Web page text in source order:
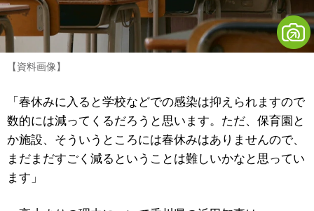
【資料画像】
「春休みに入ると学校などでの感染は抑えられますので
数的には減ってくるだろうと思います。ただ、保育園と
か施設、そういうところには春休みはありませんので、
まだまだすごく減るということは難しいかなと思ってい
ます」